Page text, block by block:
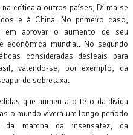
crítica a outros países, Dilma se
e à China. No primeiro caso,
em aprovar o aumento de seu
econômica mundial. No segundo
consideradas desleais para
valendo-se, por exemplo, da
de sobretaxa.
que aumenta o teto da dívida
o mundo viverá um longo período
da marcha da insensatez, da